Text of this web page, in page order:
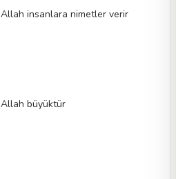
Allah insanlara nimetler verir
Allah büyüktür